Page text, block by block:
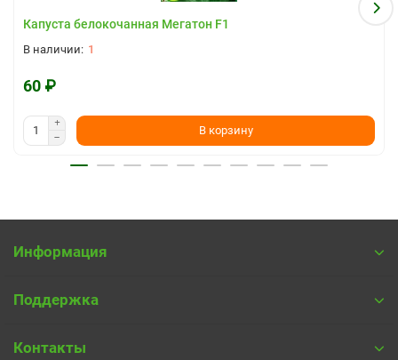
Капуста белокочанная Мегатон F1
1
60 ₽
В корзину
Информация
Поддержка
Контакты